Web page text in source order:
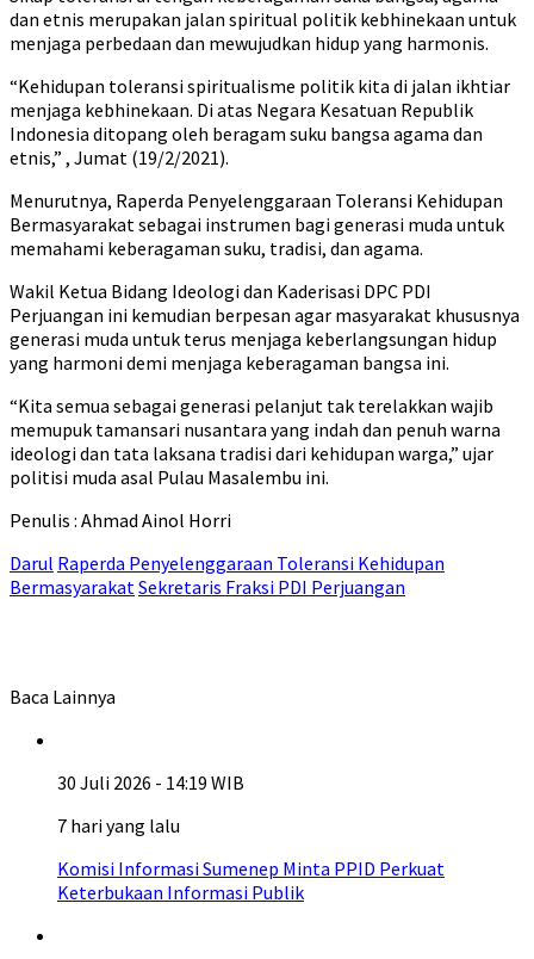
dan etnis merupakan jalan spiritual politik kebhinekaan untuk
menjaga perbedaan dan mewujudkan hidup yang harmonis.
“Kehidupan toleransi spiritualisme politik kita di jalan ikhtiar
menjaga kebhinekaan. Di atas Negara Kesatuan Republik
Indonesia ditopang oleh beragam suku bangsa agama dan
etnis,” , Jumat (19/2/2021).
Menurutnya, Raperda Penyelenggaraan Toleransi Kehidupan
Bermasyarakat sebagai instrumen bagi generasi muda untuk
memahami keberagaman suku, tradisi, dan agama.
Wakil Ketua Bidang Ideologi dan Kaderisasi DPC PDI
Perjuangan ini kemudian berpesan agar masyarakat khususnya
generasi muda untuk terus menjaga keberlangsungan hidup
yang harmoni demi menjaga keberagaman bangsa ini.
“Kita semua sebagai generasi pelanjut tak terelakkan wajib
memupuk tamansari nusantara yang indah dan penuh warna
ideologi dan tata laksana tradisi dari kehidupan warga,” ujar
politisi muda asal Pulau Masalembu ini.
Penulis : Ahmad Ainol Horri
Darul Raperda Penyelenggaraan Toleransi Kehidupan
BermasyarakatSekretaris Fraksi PDI Perjuangan
Baca Lainnya
30 Juli 2026 - 14:19 WIB
7 hari yang lalu
Komisi Informasi Sumenep Minta PPID Perkuat
Keterbukaan Informasi Publik